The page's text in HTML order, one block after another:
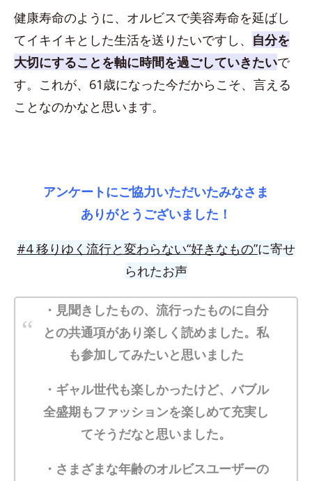
健康寿命のように、オルビスで美容寿命を延ばし
てイキイキとした生活を送りたいですし、 自分を
大切にすることを軸に時間を過ごしていきたいで
す。これが、61歳になった今だからこそ、言える
ことなのかなと思います。
アンケートにご協力いただいたみなさま
ありがとうございました！
#4移りゆく流行と変わらない“好きなもの”に寄せ
られたお声
・見聞きしたもの、流行ったものに自分
との共通項があり楽しく読めました。私
も参加してみたいと思いました
・ギャル世代も楽しかったけど、バブル
全盛期もファッションを楽しめて充実し
てそうだなと思いました。
・さまざまな年齢のオルビスユーザーの